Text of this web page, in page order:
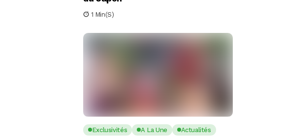
1 Min(s)
Exclusivités A La Une Actualités